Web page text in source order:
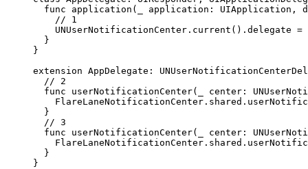
func
application ( application: UIApplication,
// 1
UNUserNotificationCenter. current () . delegate =
}
}
extension AppDelegate :
// 2
func
userNotificationCenter(
center:
FlareLaneNotificationCenter. shared .
}
// 3
func
userNotificationCenter(
center:
FlareLaneNotificationCenter. shared .
}
}